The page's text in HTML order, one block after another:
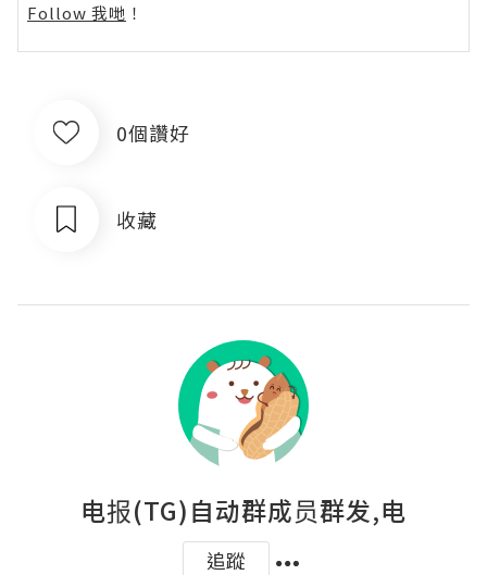
Follow 我哋 ！
0個讚好
收藏
电报(TG)自动群成员群发,电
追蹤